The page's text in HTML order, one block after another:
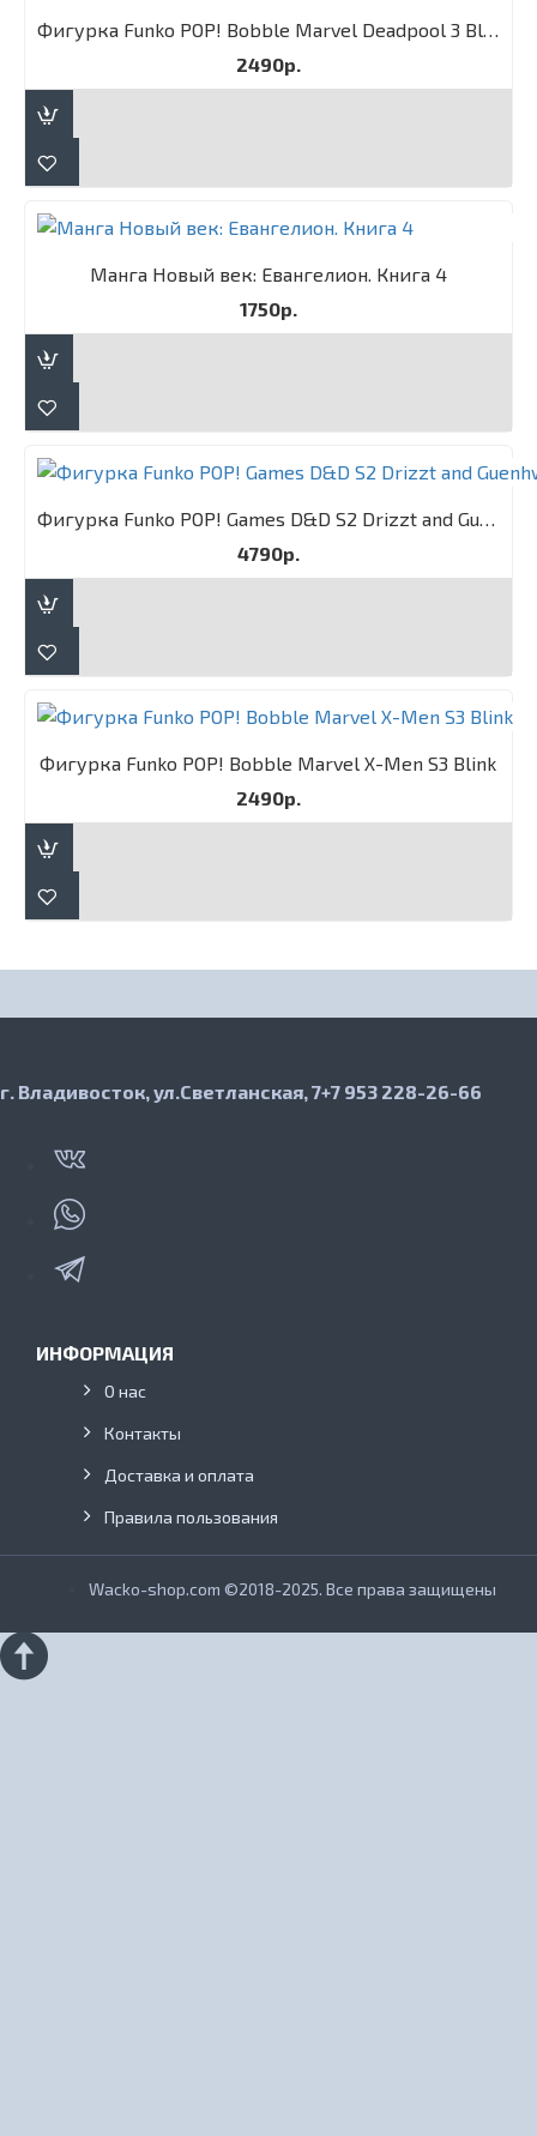
Фигурка Funko POP! Bobble Marvel Deadpool 3 Blade
2490р.
Манга Новый век: Евангелион. Книга 4
1750р.
Фигурка Funko POP! Games D&D S2 Drizzt and Guenhwyvar 2PK
4790р.
Фигурка Funko POP! Bobble Marvel X-Men S3 Blink
2490р.
г. Владивосток, ул.Светланская, 7+7 953 228-26-66
ИНФОРМАЦИЯ
О нас
Контакты
Доставка и оплата
Правила пользования
Wacko-shop.com ©2018-2025. Все права защищены